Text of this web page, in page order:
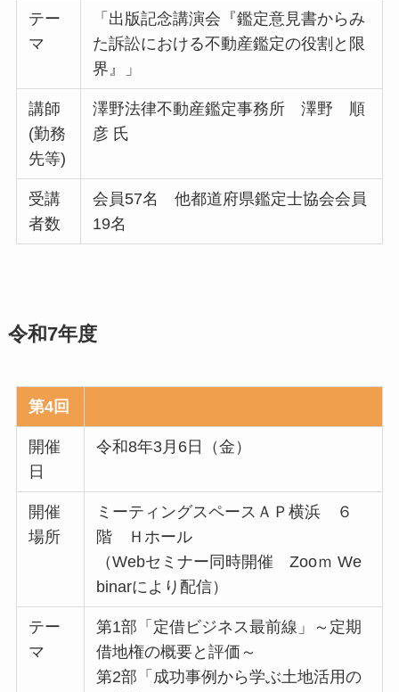
テー
マ
「出版記念講演会『鑑定意見書からみ
た訴訟における不動産鑑定の役割と限
界』」
講師
(勤務
先等)
澤野法律不動産鑑定事務所 澤野 順
彦 氏
受講
者数
会員57名 他都道府県鑑定士協会会員
19名
令和7年度
第4回
開催
日
令和8年3月6日（金）
開催
場所
ミーティングスペースＡＰ横浜 ６
階 Ｈホール
（Webセミナー同時開催 Zooｍ We
binarにより配信）
テー
マ
第1部「定借ビジネス最前線」～定期
借地権の概要と評価～
第2部「成功事例から学ぶ土地活用の